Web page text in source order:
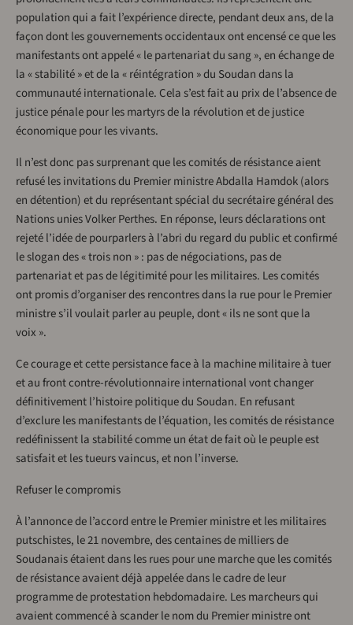
population qui a fait l’expérience directe, pendant deux ans, de la
façon dont les gouvernements occidentaux ont encensé ce que les
manifestants ont appelé « le partenariat du sang », en échange de
la « stabilité » et de la « réintégration » du Soudan dans la
communauté internationale. Cela s’est fait au prix de l’absence de
justice pénale pour les martyrs de la révolution et de justice
économique pour les vivants.
Il n’est donc pas surprenant que les comités de résistance aient
refusé les invitations du Premier ministre Abdalla Hamdok (alors
en détention) et du représentant spécial du secrétaire général des
Nations unies Volker Perthes. En réponse, leurs déclarations ont
rejeté l’idée de pourparlers à l’abri du regard du public et confirmé
le slogan des « trois non » : pas de négociations, pas de
partenariat et pas de légitimité pour les militaires. Les comités
ont promis d’organiser des rencontres dans la rue pour le Premier
ministre s’il voulait parler au peuple, dont « ils ne sont que la
voix ».
Ce courage et cette persistance face à la machine militaire à tuer
et au front contre-révolutionnaire international vont changer
définitivement l’histoire politique du Soudan. En refusant
d’exclure les manifestants de l’équation, les comités de résistance
redéfinissent la stabilité comme un état de fait où le peuple est
satisfait et les tueurs vaincus, et non l’inverse.
Refuser le compromis
À l’annonce de l’accord entre le Premier ministre et les militaires
putschistes, le 21 novembre, des centaines de milliers de
Soudanais étaient dans les rues pour une marche que les comités
de résistance avaient déjà appelée dans le cadre de leur
programme de protestation hebdomadaire. Les marcheurs qui
avaient commencé à scander le nom du Premier ministre ont